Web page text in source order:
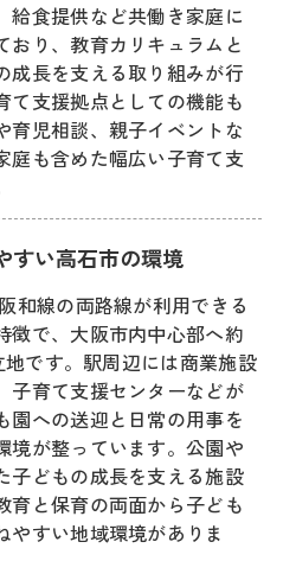
給食提供など共働き家庭に
おり、教育カリキュラムと
成長を支える取り組みが行
て支援拠点としての機能も
育児相談、親子イベントな
庭も含めた幅広い子育て支
すい高石市の環境
和線の両路線が利用できる
徴で、大阪市内中心部へ約
です。駅周辺には商業施設
子育て支援センターなどが
園への送迎と日常の用事を
境が整っています。公園や
子どもの成長を支える施設
育と保育の両面から子ども
やすい地域環境がありま